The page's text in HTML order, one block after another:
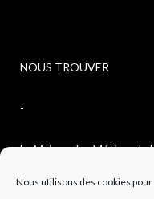
Nous utilisons des cookies
NOUS TROUVER
-
La Maison des Métiers du
4, avenue de l’observatoire